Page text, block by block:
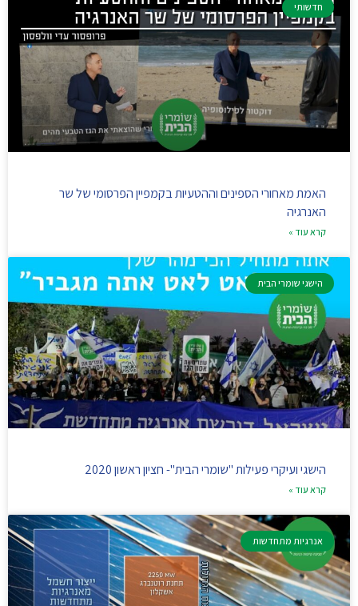
חדשותי
האמת מאחורי הספינים וההטעיות בקמפיין הפרסומי של שר
האנרגיה
קרא עוד »
הישגי שומרי הבית
הישגי ועיקרי פעילות "שומרי הבית"- חציון ראשון 2020
קרא עוד »
אנרגיות מתחדשות